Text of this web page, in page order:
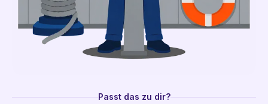
Passt das zu dir?